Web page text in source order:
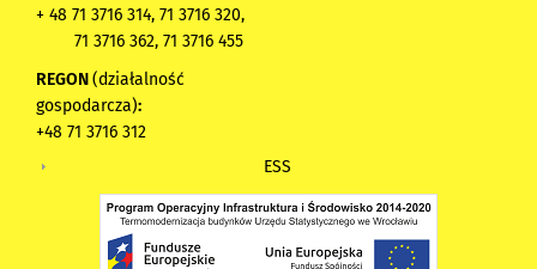
+ 48 71 3716 314, 71 3716 320,
71 3716 362, 71 3716 455
REGON(działalność
gospodarcza):
+48 71 3716 312
ESS